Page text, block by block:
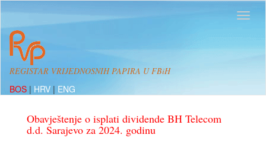
REGISTAR VRIJEDNOSNIH PAPIRA U FBiH
BOS | HRV | ENG
Obavještenje o isplati dividende BH Telecom
d.d. Sarajevo za 2024. godinu